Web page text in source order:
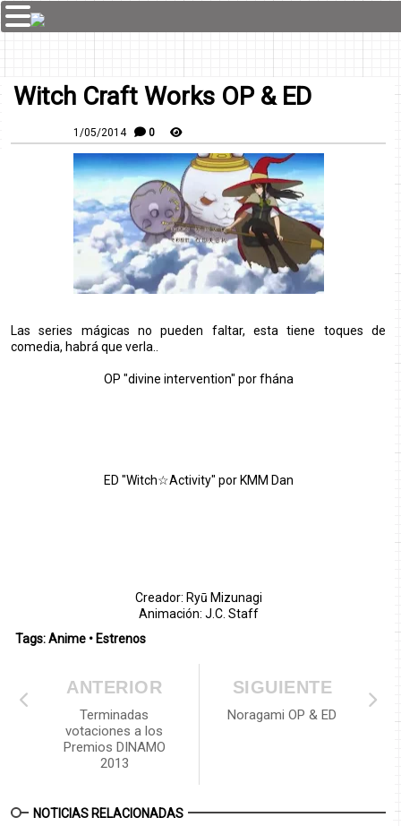
Witch Craft Works OP & ED
1/05/2014 0
Las series mágicas no pueden faltar, esta tiene toques de
comedia, habrá que verla..
OP "divine intervention" por fhána
ED "Witch☆Activity" por KMM Dan
Creador: Ryū Mizunagi
Animación: J.C. Staff
Tags:Anime • Estrenos
SIGUIENTE
Noragami OP & ED
ANTERIOR
Terminadas
votaciones a los
Premios DINAMO
2013
NOTICIAS RELACIONADAS